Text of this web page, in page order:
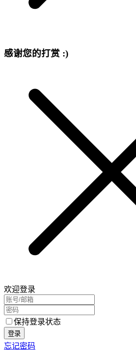
感谢您的打赏 :)
欢迎登录
保持登录状态
登录
忘记密码